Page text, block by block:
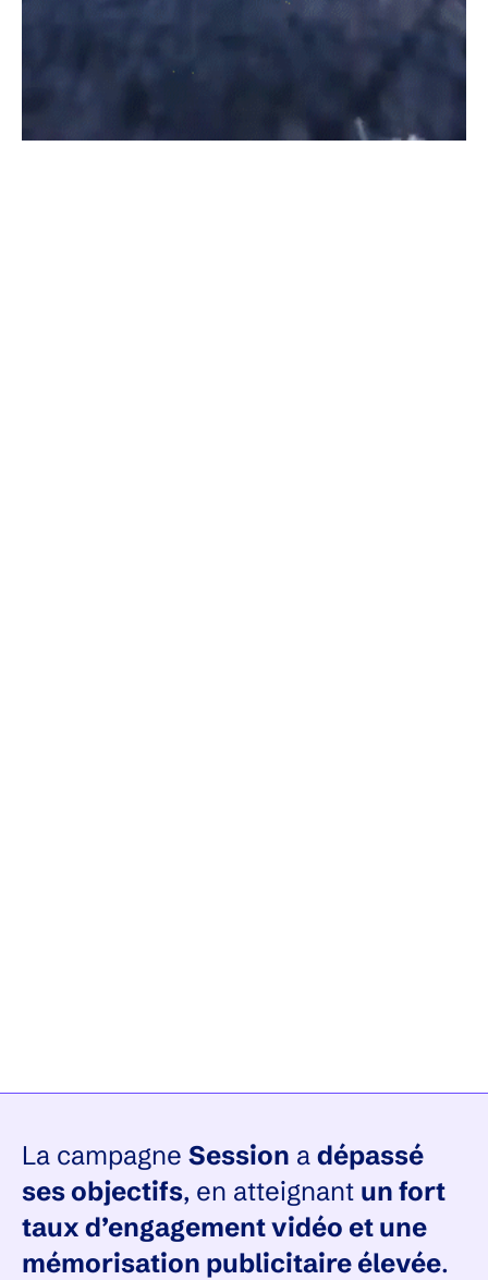
La campagne Session a dépassé
ses objectifs, en atteignant un fort
taux d’engagement vidéo et une
mémorisation publicitaire élevée.